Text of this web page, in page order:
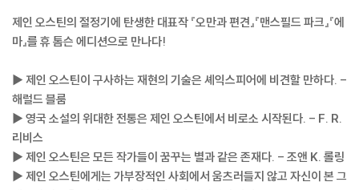
제인 오스틴의 절정기에 탄생한 대표작 『오만과 편견』『맨스필드 파크』『에
마』를 휴 톰슨 에디션으로 만나다!
▶ 제인 오스틴이 구사하는 재현의 기술은 셰익스피어에 비견할 만하다. -
해럴드 블룸
▶ 영국 소설의 위대한 전통은 제인 오스틴에서 비로소 시작된다. - F. R.
리비스
▶ 제인 오스틴은 모든 작가들이 꿈꾸는 별과 같은 존재다. - 조앤 K. 롤링
▶ 제인 오스틴에게는 가부장적인 사회에서 움츠러들지 않고 자신이 본 그